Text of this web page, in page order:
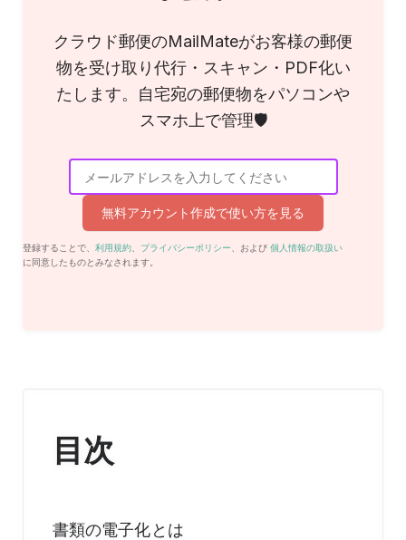
クラウド郵便のMailMateがお客様の郵便
物を受け取り代行・スキャン ・PDF化い
たします。自宅宛の郵便物をパソコンや
スマホ上で管理🛡
無料アカウント作成で使い方を見る
登録することで、 利用規約 プライバシーポリシー 、および 個人情報の取扱い
に同意したものとみなされます。
目次
書類の電子化とは